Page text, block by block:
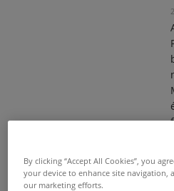
By clicking “Accept All Cookies”, you
your device to enhance site navigation,
our marketing efforts.